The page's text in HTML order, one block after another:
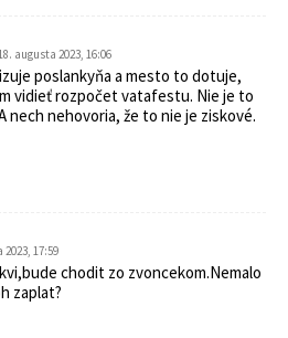
augusta 2023, 16:06
poslankyňa a mesto to dotuje,
vidieť rozpočet vatafestu. Nie je to
nech nehovoria, že to nie je ziskové.
17:59
chodit zo zvoncekom.Nemalo
zaplat?